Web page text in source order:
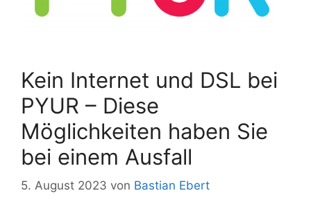
Kein Internet und DSL bei
PYUR – Diese
Möglichkeiten haben Sie
bei einem Ausfall
5. August 2023 von Bastian Ebert